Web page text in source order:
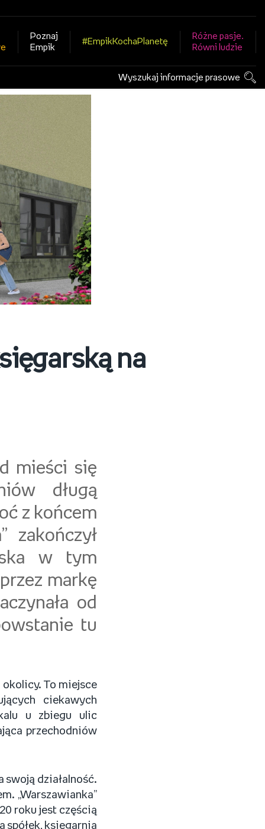
Poznaj
Empik
#EmpikKochaPlanetę
Różne pasje.
Równi ludzie
Wyszukaj informacje prasowe
na
mieści się
długą
z końcem
zakończył
w tym
markę
od
tu
okolicy. To miejsce
ciekawych
u zbiegu ulic
przechodniów
swoją działalność.
„Warszawianka”
roku jest częścią
spółek, księgarnia